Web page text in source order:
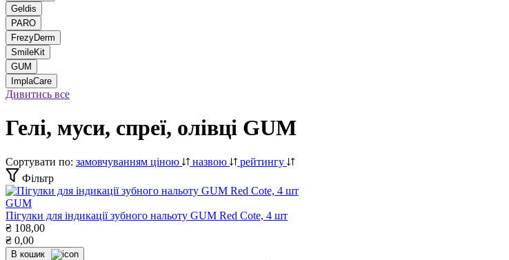
Geldis
PARO
FrezyDerm
SmileKit
GUM
ImplaCare
Дивитись все
Гелі, муси, спреї, олівці GUM
Сортувати по: замовчуванням ціною назвою
рейтингу
Фільтр
GUM
Пігулки для індикації зубного нальоту GUM Red Cote, 4 шт
₴ 108,00
₴ 0,00
В кошик